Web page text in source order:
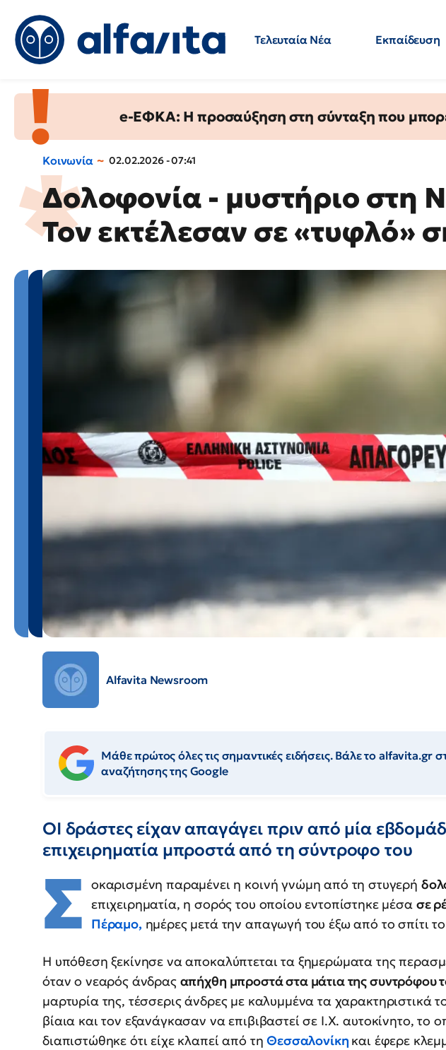
Τελευταία Νέα Εκπαίδευση
e-ΕΦΚΑ: Η προσαύξηση στη σύνταξη που
Κοινωνία 02.02.2026 - 07:41
Δολοφονία - μυστήριο στη
Τον εκτέλεσαν σε «τυφλό»
Alfavita Newsroom
Μάθε πρώτος όλες τις σημαντικές ειδήσεις. Βάλε το alfavita.gr
αναζήτησης της Google
ΟΙ δράστες είχαν απαγάγει πριν από μία
επιχειρηματία μπροστά από τη σύντροφο του
Σ οκαρισμένη παραμένει η κοινή γνώμη από τη στυγερή
επιχειρηματία, η σορός του οποίου εντοπίστηκε μέσα σε
Πέραμο, ημέρες μετά την απαγωγή του έξω από το σπίτι
Η υπόθεση ξεκίνησε να αποκαλύπτεται τα ξημερώματα της
όταν ο νεαρός άνδρας απήχθη μπροστά στα μάτια της συντρόφου
μαρτυρία της, τέσσερις άνδρες με καλυμμένα τα χαρακτηριστικά
βίαια και τον εξανάγκασαν να επιβιβαστεί σε Ι.Χ. αυτοκίνητο, το
διαπιστώθηκε ότι είχε κλαπεί από τηΘεσσαλονίκη και έφερε